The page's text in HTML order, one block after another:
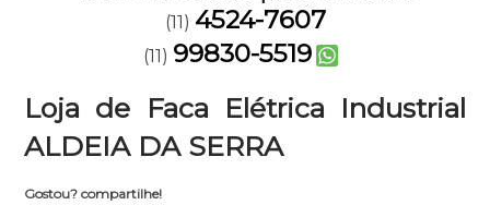
(11) 4524-7607
(11) 99830-5519
Loja de Faca Elétrica Industrial
ALDEIA DA SERRA
Gostou? compartilhe!